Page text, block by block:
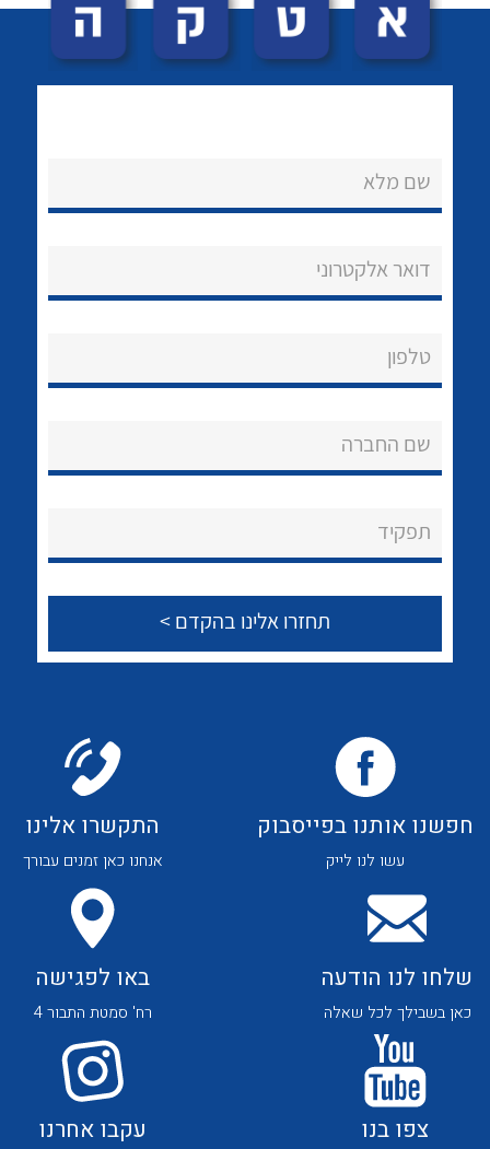
הצוות שלנו
צור קשר
לכל מוצרי היצרן לכל מוצרי היצרן
שם מלא
דואר אלקטרוני
טלפון
שם החברה
תפקיד
חפשנו אותנו בפייסבוק
עשו לנו לייק
התקשרו אלינו
אנחנו כאן זמנים עבורך
שלחו לנו הודעה
כאן בשבילך לכל שאלה
באו לפגישה
רח' סמטת התבור 4
צפו בנו עקבו אחרנו